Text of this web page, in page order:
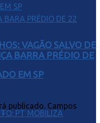
VAGÃO SALVO DE
EM SP
BARRA PRÉDIO DE
publicado. Campos
*